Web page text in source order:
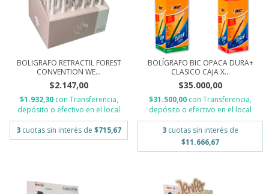
BOLIGRAFO RETRACTIL FOREST
CONVENTION WE...
$2.147,00
$1.932,30 con Transferencia,
depósito o efectivo en el local
3 cuotas sin interés de $715,67
BOLÍGRAFO BIC OPACA DURA+
CLASICO CAJA X...
$35.000,00
$31.500,00 con Transferencia,
depósito o efectivo en el local
3 cuotas sin interés de
$11.666,67